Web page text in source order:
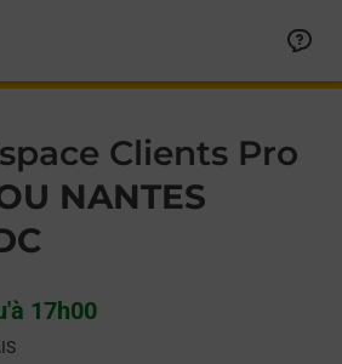
Clients Pro
NANTES
17h00